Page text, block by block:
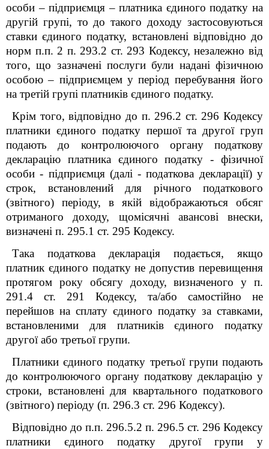
особи – підприємця – платника єдиного податку на
другій групі, то до такого доходу застосовуються
ставки єдиного податку, встановлені відповідно до
норм п.п. 2 п. 293.2 ст. 293 Кодексу, незалежно від
того, що зазначені послуги були надані фізичною
особою – підприємцем у період перебування його
на третій групі платників єдиного податку.
Крім того, відповідно до п. 296.2 ст. 296 Кодексу
платники єдиного податку першої та другої груп
подають до контролюючого органу податкову
декларацію платника єдиного податку - фізичної
особи - підприємця (далі - податкова декларації) у
строк, встановлений для річного податкового
(звітного) періоду, в якій відображаються обсяг
отриманого доходу, щомісячні авансові внески,
визначені п. 295.1 ст. 295 Кодексу.
Така податкова декларація подається, якщо
платник єдиного податку не допустив перевищення
протягом року обсягу доходу, визначеного у п.
291.4 ст. 291 Кодексу, та/або самостійно не
перейшов на сплату єдиного податку за ставками,
встановленими для платників єдиного податку
другої або третьої групи.
Платники єдиного податку третьої групи подають
до контролюючого органу податкову декларацію у
строки, встановлені для квартального податкового
(звітного) періоду (п. 296.3 ст. 296 Кодексу).
Відповідно до п.п. 296.5.2 п. 296.5 ст. 296 Кодексу
платники єдиного податку другої групи у